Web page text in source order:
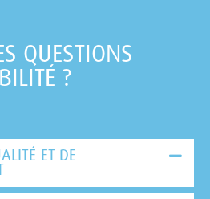
QUESTIONS
?
ET DE